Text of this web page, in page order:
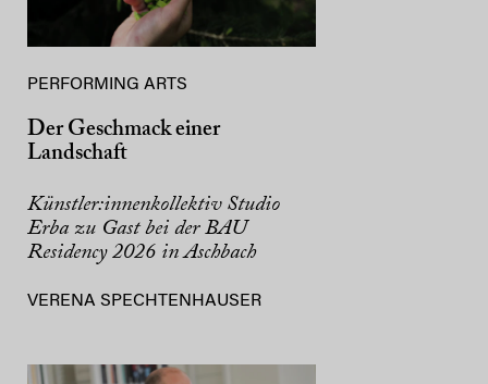
PERFORMING ARTS
Der Geschmack einer
Landschaft
Künstler:innenkollektiv Studio
Erba zu Gast bei der BAU
Residency 2026 in Aschbach
VERENA SPECHTENHAUSER